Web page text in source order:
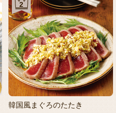
2
韓国風まぐろのたたき